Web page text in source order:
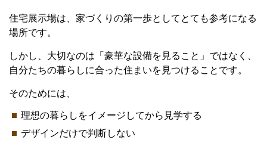
住宅展示場は、家づくりの第一歩としてとても参考になる
場所です。
しかし、大切なのは「豪華な設備を見ること」ではなく、
自分たちの暮らしに合った住まいを見つけることです。
そのためには、
理想の暮らしをイメージしてから見学する
デザインだけで判断しない